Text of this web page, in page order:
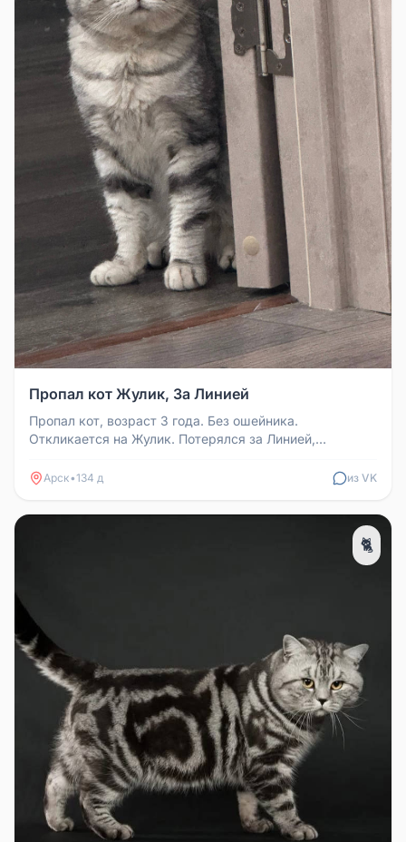
Пропал кот Жулик, За Линией
Пропал кот, возраст 3 года. Без ошейника.
Откликается на Жулик. Потерялся за Линией,
Арск•134 д из VK
🐈